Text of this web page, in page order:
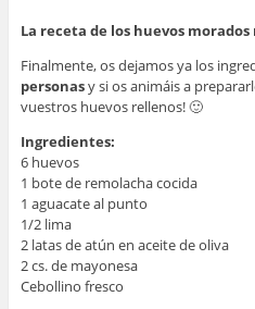
La receta de los huevos
Finalmente, os dejamos ya los
personasy si os animáis a
vuestros huevos rellenos! 🙂
Ingredientes:
6 huevos
1 bote de remolacha cocida
1 aguacate al punto
1/2 lima
2 latas de atún en aceite de oliva
2 cs. de mayonesa
Cebollino fresco